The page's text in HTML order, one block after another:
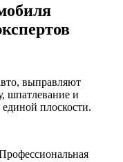
выправляют
шпатлевание и
плоскости.